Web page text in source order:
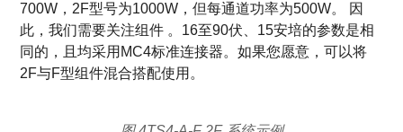
700W，2F型号为1000W，但每通道功率为500W。 因
此，我们需要关注组件 。16至90伏、15安培的参数是相
同的，且均采用MC4标准连接器。如果您愿意，可以将
2F与F型组件混合搭配使用。